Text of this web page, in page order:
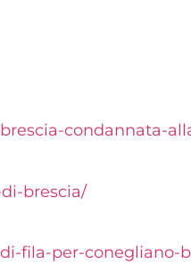
condannata-
brescia/
fila-per-conegliano-